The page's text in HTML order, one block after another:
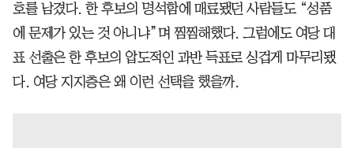
호를 남겼다. 한 후보의 명석함에 매료됐던 사람들도 “성품
에 문제가 있는 것 아니냐”며 찜찜해했다. 그럼에도 여당 대
표 선출은 한 후보의 압도적인 과반 득표로 싱겁게 마무리됐
다. 여당 지지층은 왜 이런 선택을 했을까.